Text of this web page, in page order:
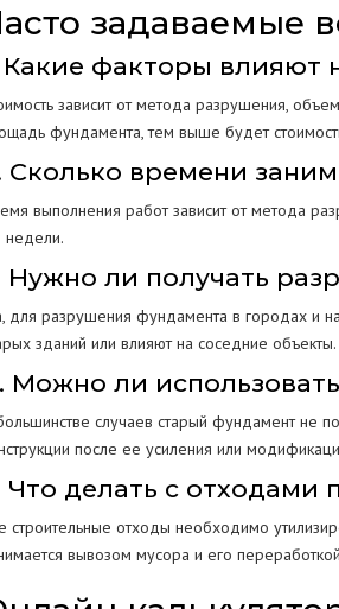
задаваемые
Какие факторы влияют
зависит от метода разрушения,
фундамента, тем выше будет
Сколько времени
выполнения работ зависит от метода
недели.
Нужно ли получать
для разрушения фундамента в городах и
зданий или влияют на соседние объекты.
Можно ли
случаев старый фундамент не
после ее усиления или
Что делать с отходами
строительные отходы необходимо
вывозом мусора и его